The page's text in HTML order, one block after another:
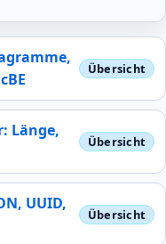
Länge,
UUID,